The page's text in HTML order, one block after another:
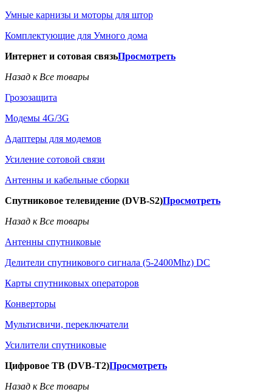
Умные карнизы и моторы для штор
Комплектующие для Умного дома
Интернет и сотовая связьПросмотреть
Назад к Все товары
Грозозащита
Модемы 4G/3G
Адаптеры для модемов
Усиление сотовой связи
Антенны и кабельные сборки
Спутниковое телевидение (DVB-S2)Просмотреть
Назад к Все товары
Антенны спутниковые
Делители спутникового сигнала (5-2400Mhz) DC
Карты спутниковых операторов
Конверторы
Мультисвичи, переключатели
Усилители спутниковые
Цифровое ТВ (DVB-T2)Просмотреть
Назад к Все товары